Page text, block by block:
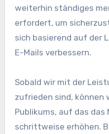
weiterhin ständiges
erfordert, um
sich basierend auf der
E-Mails verbessern.
Sobald wir mit der
zufrieden sind, können
Publikums, auf das
schrittweise erhöhen.